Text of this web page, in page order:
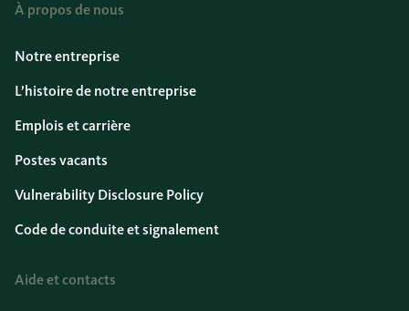
À propos de nous
Notre entreprise
L’histoire de notre entreprise
Emplois et carrière
Postes vacants
Vulnerability Disclosure Policy
Code de conduite et signalement
Aide et contacts